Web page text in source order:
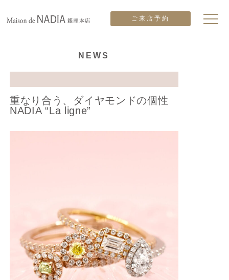
ご来店予約
NEWS
重なり合う、ダイヤモンドの個性
NADIA “La ligne”